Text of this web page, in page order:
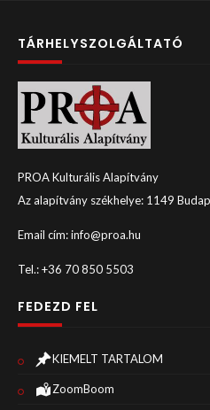
TÁRHELYSZOLGÁLTATÓ
PROA Kulturális Alapítvány
Az alapítvány székhelye: 1149
Email cím: info@proa.hu
Tel.: +36 70 850 5503
FEDEZD FEL
KIEMELT TARTALOM
ZoomBoom